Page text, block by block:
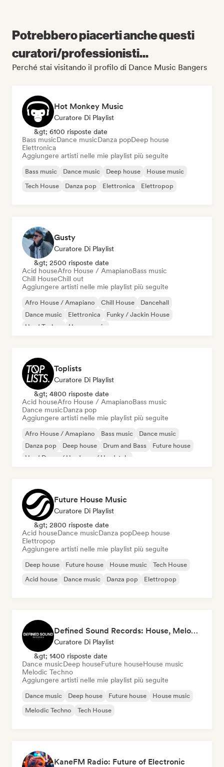
Potrebbero piacerti anche questi
curatori/professionisti...
Perché stai visitando il profilo di Dance Music Bangers
Hot Monkey Music
Curatore Di Playlist
&gt; 6100 risposte date
Bass musicDance musicDanza popDeep house
Elettronica
Aggiungere artisti nelle mie playlist più seguite
Bass music Dance music Deep house
House music
Tech House
Danza pop Elettronica Elettropop
Gusty
Curatore Di Playlist
&gt; 2500 risposte date
Acid houseAfro House / AmapianoBass music
Chill HouseChill out
Aggiungere artisti nelle mie playlist più seguite
Afro House / Amapiano Chill House
Dancehall
Dance music
Elettronica
Funky / Jackin House
Hard Techno
House music
Toplists
Curatore Di Playlist
&gt; 4800 risposte date
Acid houseAfro House / AmapianoBass music
Dance musicDanza pop
Aggiungere artisti nelle mie playlist più seguite
Afro House / Amapiano Bass music
Dance music
Danza pop
Deep house Drum and Bass
Future house
Hard Dance / Hardcore / Hardstyle
Future House Music
Curatore Di Playlist
&gt; 2800 risposte date
Acid houseDance musicDanza popDeep house
Elettropop
Aggiungere artisti nelle mie playlist più seguite
Deep house Future house House music
Tech House
Acid house
Dance music Danza pop Elettropop
Defined Sound Records: House, Melodic Techno and EDM - Playlists Curated by DJ Nick Proof
Curatore Di Playlist
&gt; 1400 risposte date
Dance musicDeep houseFuture houseHouse music
Melodic Techno
Aggiungere artisti nelle mie playlist più seguite
Dance music Deep house Future house
House music
Melodic Techno
Tech House
KaneFM Radio: Future of Electronic